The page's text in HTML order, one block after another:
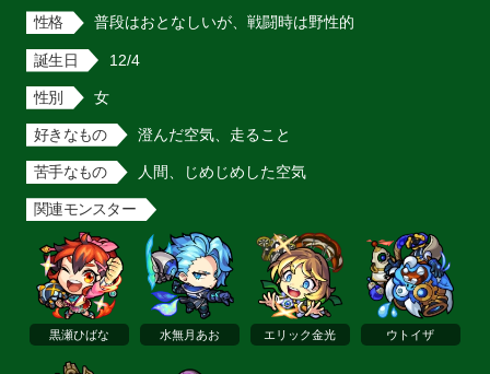
性格 普段はおとなしいが、戦闘時は野性的
誕生日 12/4
性別 女
好きなもの 澄んだ空気、走ること
苦手なもの 人間、じめじめした空気
関連モンスター
黒瀬ひばな 水無月あお エリック金光 ウトイザ